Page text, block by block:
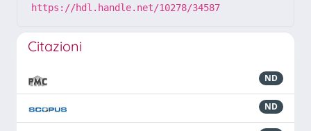
https://hdl.handle.net/10278/34587
Citazioni
ND
ND